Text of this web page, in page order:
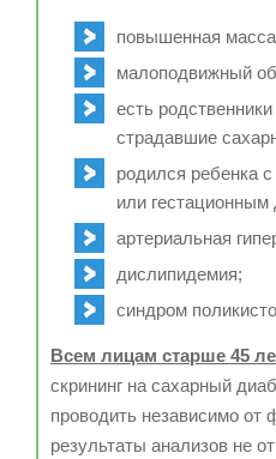
повышенная
малоподвижный
есть
страдавшие
родился ребенка
или гестационным
артериальная
дислипидемия;
синдром
Всем лицам старше 45
скрининг на сахарный
проводить независимо от
результаты анализов не